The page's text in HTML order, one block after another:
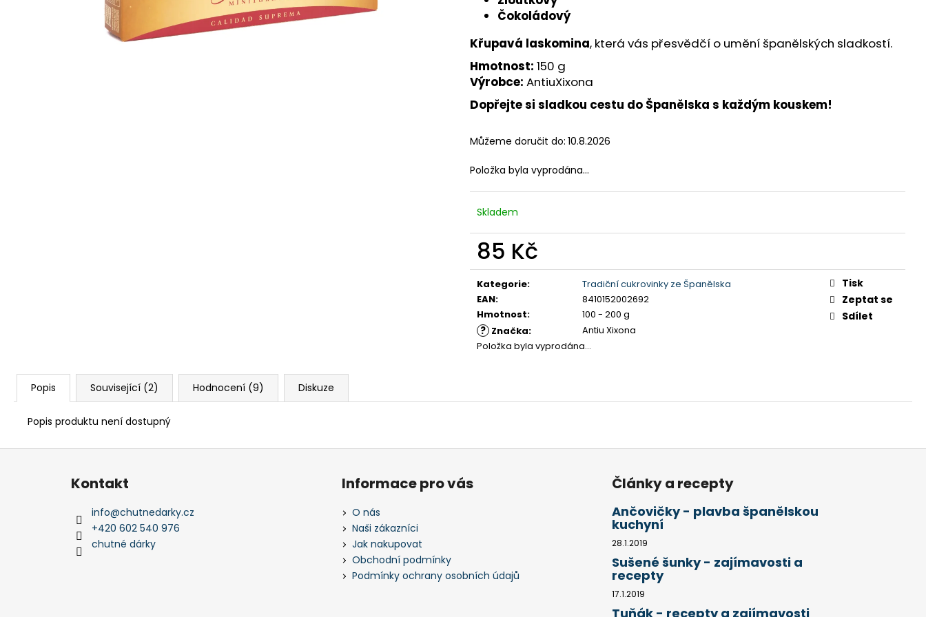
Čokoládový
Křupavá laskomina, která vás přesvědčí o umění španělských sladkostí.
Hmotnost: 150 g
Výrobce: AntiuXixona
Dopřejte si sladkou cestu do Španělska s každým kouskem!
Můžeme doručit do: 10.8.2026
Položka byla vyprodána…
Skladem
85 Kč
Měrná
cena:
Kategorie:
Tradiční cukrovinky ze Španělska
EAN:
8410152002692
Hmotnost: 100 - 200 g
? Značka:
Antiu Xixona
Položka byla vyprodána…
Tisk
Zeptat se
Sdílet
Popis Související (2) Hodnocení (9) Diskuze
Popis produktu není dostupný
77 Kč
428 Kč
506 Kč
Kontakt
info@chutnedarky.cz
+420 602 540 976
chutné dárky
Informace pro vás
O nás
Naši zákazníci
Jak nakupovat
Obchodní podmínky
Podmínky ochrany osobních údajů
Články a recepty
Ančovičky - plavba španělskou
kuchyní
28.1.2019
Sušené šunky - zajímavosti a
recepty
17.1.2019
Tuňák - recepty a zajímavosti